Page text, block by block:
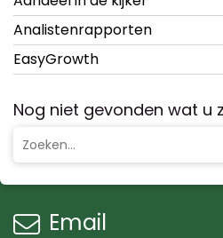
Analistenrapporten
EasyGrowth
Nog niet gevonden wat u
Email